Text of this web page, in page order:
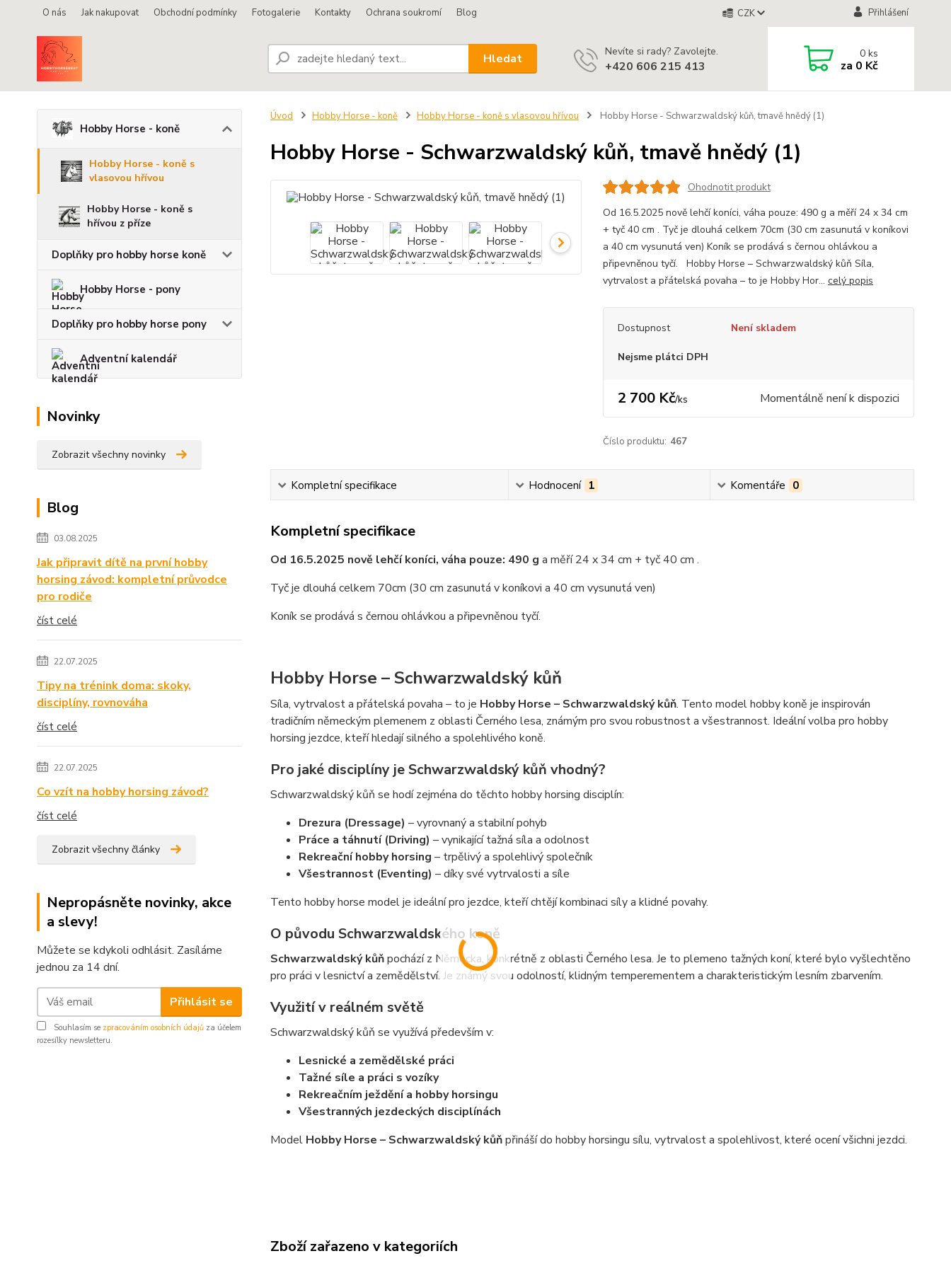
O nás Jak nakupovat Obchodní podmínky Fotogalerie Kontakty Ochrana soukromí Blog CZK Přihlášení
Hledat Nevíte si rady? Zavolejte.
+420 606 215 413
0ks
za 0 Kč
Hobby Horse - koně
Hobby Horse - koně s
vlasovou hřívou
Hobby Horse - koně s
hřívou z příze
Doplňky pro hobby horse koně
Hobby Horse - pony
Doplňky pro hobby horse pony
Adventní kalendář
Novinky
Zobrazit všechny novinky
Blog
03.08.2025
Jak připravit dítě na první hobby
horsing závod: kompletní průvodce
pro rodiče
číst celé
22.07.2025
Tipy na trénink doma: skoky,
disciplíny, rovnováha
číst celé
22.07.2025
Co vzít na hobby horsing závod?
číst celé
Zobrazit všechny články
Nepropásněte novinky, akce
a slevy!
Můžete se kdykoli odhlásit. Zasíláme
jednou za 14 dní.
Přihlásit se
Souhlasím se zpracováním osobních údajů za účelem
rozesílky newsletteru.
Úvod Hobby Horse - koně Hobby Horse - koně s vlasovou hřívou Hobby Horse - Schwarzwaldský kůň, tmavě hnědý (1)
Hobby Horse - Schwarzwaldský kůň, tmavě hnědý (1)
Ohodnotit produkt
Od 16.5.2025 nově lehčí koníci, váha pouze: 490 g a měří 24 x 34 cm
+ tyč 40 cm . Tyč je dlouhá celkem 70cm (30 cm zasunutá v koníkovi
a 40 cm vysunutá ven) Koník se prodává s černou ohlávkou a
připevněnou tyčí. Hobby Horse – Schwarzwaldský kůň Síla,
vytrvalost a přátelská povaha – to je Hobby Hor... celý popis
Dostupnost Není skladem
Nejsme plátci DPH
2 700 Kč/ks Momentálně není k dispozici
Číslo produktu: 467
Kompletní specifikace Hodnocení 1 Komentáře 0
Kompletní specifikace
Od 16.5.2025 nově lehčí koníci, váha pouze: 490 g a měří 24 x 34 cm + tyč 40 cm .
Tyč je dlouhá celkem 70cm (30 cm zasunutá v koníkovi a 40 cm vysunutá ven)
Koník se prodává s černou ohlávkou a připevněnou tyčí.
Hobby Horse – Schwarzwaldský kůň
Síla, vytrvalost a přátelská povaha – to je Hobby Horse – Schwarzwaldský kůň. Tento model hobby koně je inspirován
tradičním německým plemenem z oblasti Černého lesa, známým pro svou robustnost a všestrannost. Ideální volba pro hobby
horsing jezdce, kteří hledají silného a spolehlivého koně.
Pro jaké disciplíny je Schwarzwaldský kůň vhodný?
Schwarzwaldský kůň se hodí zejména do těchto hobby horsing disciplín:
Drezura (Dressage) – vyrovnaný a stabilní pohyb
Práce a táhnutí (Driving) – vynikající tažná síla a odolnost
Rekreační hobby horsing – trpělivý a spolehlivý společník
Všestrannost (Eventing) – díky své vytrvalosti a síle
Tento hobby horse model je ideální pro jezdce, kteří chtějí kombinaci síly a klidné povahy.
O původu Schwarzwaldského koně
Schwarzwaldský kůňpochází z Německa, konkrétně z oblasti Černého lesa. Je to plemeno tažných koní, které bylo vyšlechtěno
pro práci v lesnictví a zemědělství. Je známý svou odolností, klidným temperementem a charakteristickým lesním zbarvením.
Využití v reálném světě
Schwarzwaldský kůň se využívá především v:
Lesnické a zemědělské práci
Tažné síle a práci s vozíky
Rekreačním ježdění a hobby horsingu
Všestranných jezdeckých disciplínách
Model Hobby Horse – Schwarzwaldský kůňpřináší do hobby horsingu sílu, vytrvalost a spolehlivost, které ocení všichni jezdci.
Zboží zařazeno v kategoriích